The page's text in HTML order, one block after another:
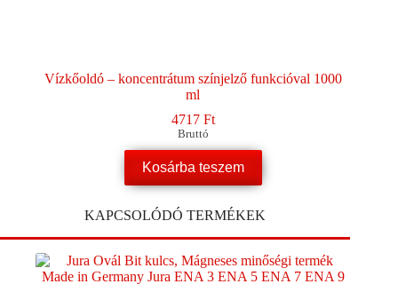
Vízkőoldó – koncentrátum színjelző funkcióval 1000
ml
4717 Ft
Bruttó
Kosárba teszem
KAPCSOLÓDÓ TERMÉKEK